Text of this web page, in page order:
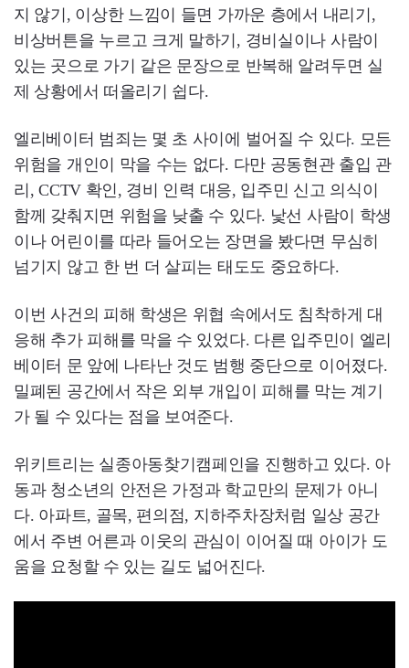
지 않기, 이상한 느낌이 들면 가까운 층에서 내리기,
비상버튼을 누르고 크게 말하기, 경비실이나 사람이
있는 곳으로 가기 같은 문장으로 반복해 알려두면 실
제 상황에서 떠올리기 쉽다.
엘리베이터 범죄는 몇 초 사이에 벌어질 수 있다. 모든
위험을 개인이 막을 수는 없다. 다만 공동현관 출입 관
리, CCTV 확인, 경비 인력 대응, 입주민 신고 의식이
함께 갖춰지면 위험을 낮출 수 있다. 낯선 사람이 학생
이나 어린이를 따라 들어오는 장면을 봤다면 무심히
넘기지 않고 한 번 더 살피는 태도도 중요하다.
이번 사건의 피해 학생은 위협 속에서도 침착하게 대
응해 추가 피해를 막을 수 있었다. 다른 입주민이 엘리
베이터 문 앞에 나타난 것도 범행 중단으로 이어졌다.
밀폐된 공간에서 작은 외부 개입이 피해를 막는 계기
가 될 수 있다는 점을 보여준다.
위키트리는 실종아동찾기캠페인을 진행하고 있다. 아
동과 청소년의 안전은 가정과 학교만의 문제가 아니
다. 아파트, 골목, 편의점, 지하주차장처럼 일상 공간
에서 주변 어른과 이웃의 관심이 이어질 때 아이가 도
움을 요청할 수 있는 길도 넓어진다.